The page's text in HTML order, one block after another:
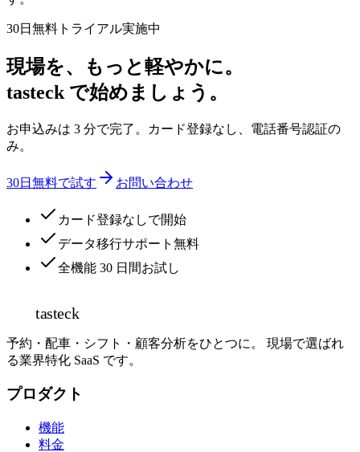
30日無料トライアル実施中
現場を、もっと軽やかに。
tasteck で始めましょう。
お申込みは 3 分で完了。カード登録なし、電話番号認証の
み。
30日無料で試す お問い合わせ
カード登録なしで開始
データ移行サポート無料
全機能 30 日間お試し
tasteck
予約・配車・シフト・顧客分析をひとつに。 現場で選ばれ
る業界特化 SaaS です。
プロダクト
機能
料金